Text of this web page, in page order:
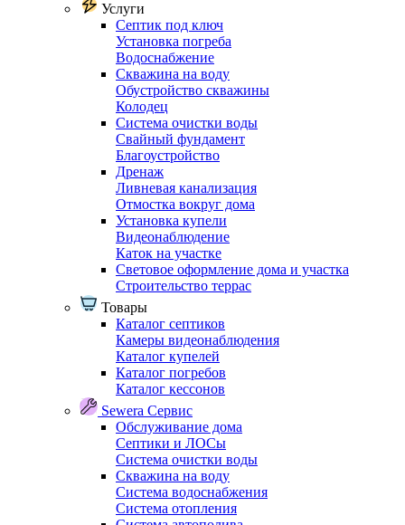
Услуги
Септик под ключ
Установка погреба
Водоснабжение
Скважина на воду
Обустройство скважины
Колодец
Система очистки воды
Свайный фундамент
Благоустройство
Дренаж
Ливневая канализация
Отмостка вокруг дома
Установка купели
Видеонаблюдение
Каток на участке
Световое оформление дома и участка
Строительство террас
Товары
Каталог септиков
Камеры видеонаблюдения
Каталог купелей
Каталог погребов
Каталог кессонов
Sewera Сервис
Обслуживание дома
Септики и ЛОСы
Система очистки воды
Скважина на воду
Система водоснабжения
Система отопления